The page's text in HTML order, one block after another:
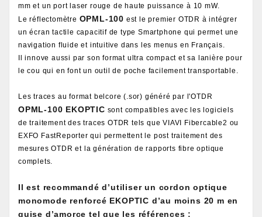
mm et un port laser rouge de haute puissance à 10 mW.
Le réflectomètre OPML-100 est le premier OTDR à intégrer
un écran tactile capacitif de type Smartphone qui permet une
navigation fluide et intuitive dans les menus en Français.
Il innove aussi par son format ultra compact et sa lanière pour
le cou qui en font un outil de poche facilement transportable.
Les traces au format belcore (.sor) généré par l'OTDR
OPML-100 EKOPTIC sont compatibles avec les logiciels
de traitement des traces OTDR tels que VIAVI Fibercable2 ou
EXFO FastReporter qui permettent le post traitement des
mesures OTDR et la génération de rapports fibre optique
complets.
Il est recommandé d’utiliser un cordon optique
monomode renforcé EKOPTIC d’au moins 20 m en
guise d’amorce tel que les références :